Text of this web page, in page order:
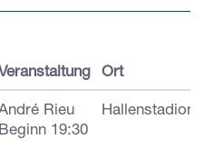
Veranstaltung Ort
Rieu
Beginn 19:30
Hallenstadion,